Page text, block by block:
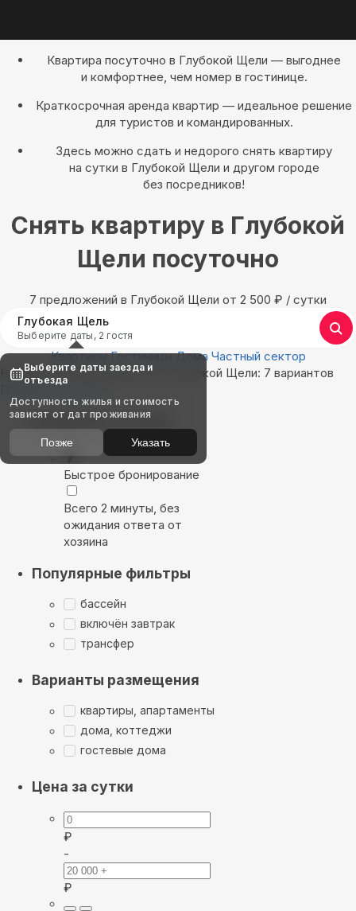
Квартира посуточно в Глубокой Щели — выгоднее
и комфортнее, чем номер в гостинице.
Краткосрочная аренда квартир — идеальное решение
для туристов и командированных.
Здесь можно сдать и недорого снять квартиру
на сутки в Глубокой Щели и другом городе
без посредников!
Снять квартиру в Глубокой
Щели посуточно
7 предложений в Глубокой Щели oт 2 500 ₽ / сутки
Глубокая Щель
Выберите даты, 2 гостя
Квартиры Гостиницы Дома Частный сектор
Найдём, где остановиться в Глубокой Щели: 7 вариантов
Показать на карте
Выбирайте лучшее
Быстрое бронирование
Всего 2 минуты, без
ожидания ответа от
хозяина
Популярные фильтры
бассейн
включён завтрак
трансфер
Варианты размещения
квартиры, апартаменты
дома, коттеджи
гостевые дома
Цена за сутки
₽
-
₽
Выберите даты заезда и
отъезда
Доступность жилья и стоимость
зависят от дат проживания
Позже Указать